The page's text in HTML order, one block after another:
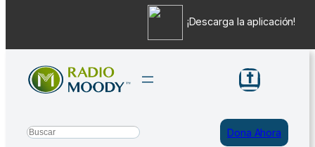
contenido
Search Dona Ahora
¡Descarga la aplicación!